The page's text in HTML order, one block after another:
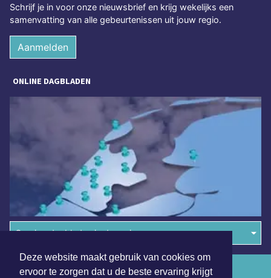
Deze website maakt gebruik van cookies om
ervoor te zorgen dat u de beste ervaring krijgt
Schrijf je in voor onze nieuwsbrief en krijg wekelijks een
samenvatting van alle gebeurtenissen uit jouw regio.
Aanmelden
ONLINE DAGBLADEN
Overige dagbladen in de regio
Algemene voorwaarden